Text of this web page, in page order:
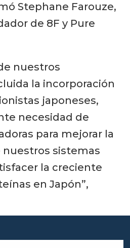
Stephane Farouze,
de 8F y Pure
nuestros
la incorporación
japoneses,
necesidad de
para mejorar la
sistemas
la creciente
en Japón”,